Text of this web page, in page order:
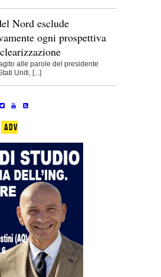
Nord esclude
ogni prospettiva
alle parole del presidente
Uniti, [...]
ADV